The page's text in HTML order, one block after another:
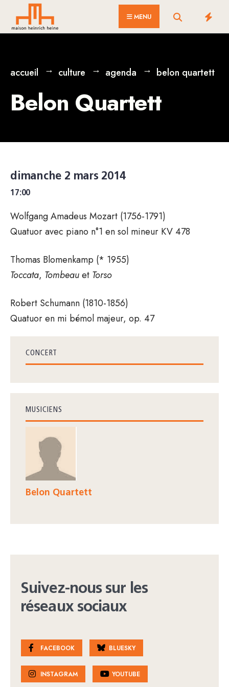
MENU
accueil culture agenda belon quartett
Belon Quartett
dimanche 2 mars 2014
17:00
Wolfgang Amadeus Mozart (1756-1791)
Quatuor avec piano n°1 en sol mineur KV 478
Thomas Blomenkamp (* 1955)
Toccata, Tombeauet Torso
Robert Schumann (1810-1856)
Quatuor en mi bémol majeur, op. 47
CONCERT
MUSICIENS
Belon Quartett
Suivez-nous sur les
réseaux sociaux
FACEBOOK BLUESKY
INSTAGRAM YOUTUBE